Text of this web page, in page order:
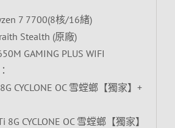
7 7700(8核/16緒)
Stealth (原廠)
GAMING PLUS WIFI
CYCLONE OC 雪螳螂【獨家】+
8G CYCLONE OC 雪螳螂【獨家】